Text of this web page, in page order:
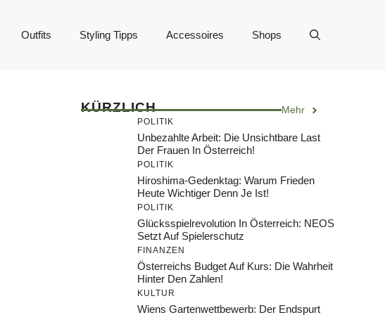
Outfits Styling Tipps Accessoires Shops
KÜRZLICH Mehr
POLITIK
Unbezahlte Arbeit: Die Unsichtbare Last
Der Frauen In Österreich!
POLITIK
Hiroshima-Gedenktag: Warum Frieden
Heute Wichtiger Denn Je Ist!
POLITIK
Glücksspielrevolution In Österreich: NEOS
Setzt Auf Spielerschutz
FINANZEN
Österreichs Budget Auf Kurs: Die Wahrheit
Hinter Den Zahlen!
KULTUR
Wiens Gartenwettbewerb: Der Endspurt